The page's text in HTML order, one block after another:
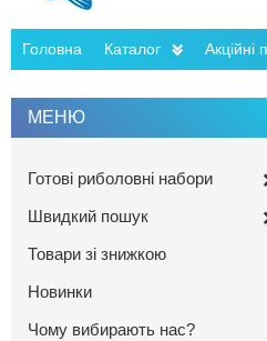
Головна Каталог Акційні
Готові риболовні набори
Швидкий пошук
Товари зі знижкою
Новинки
Чому вибирають нас?